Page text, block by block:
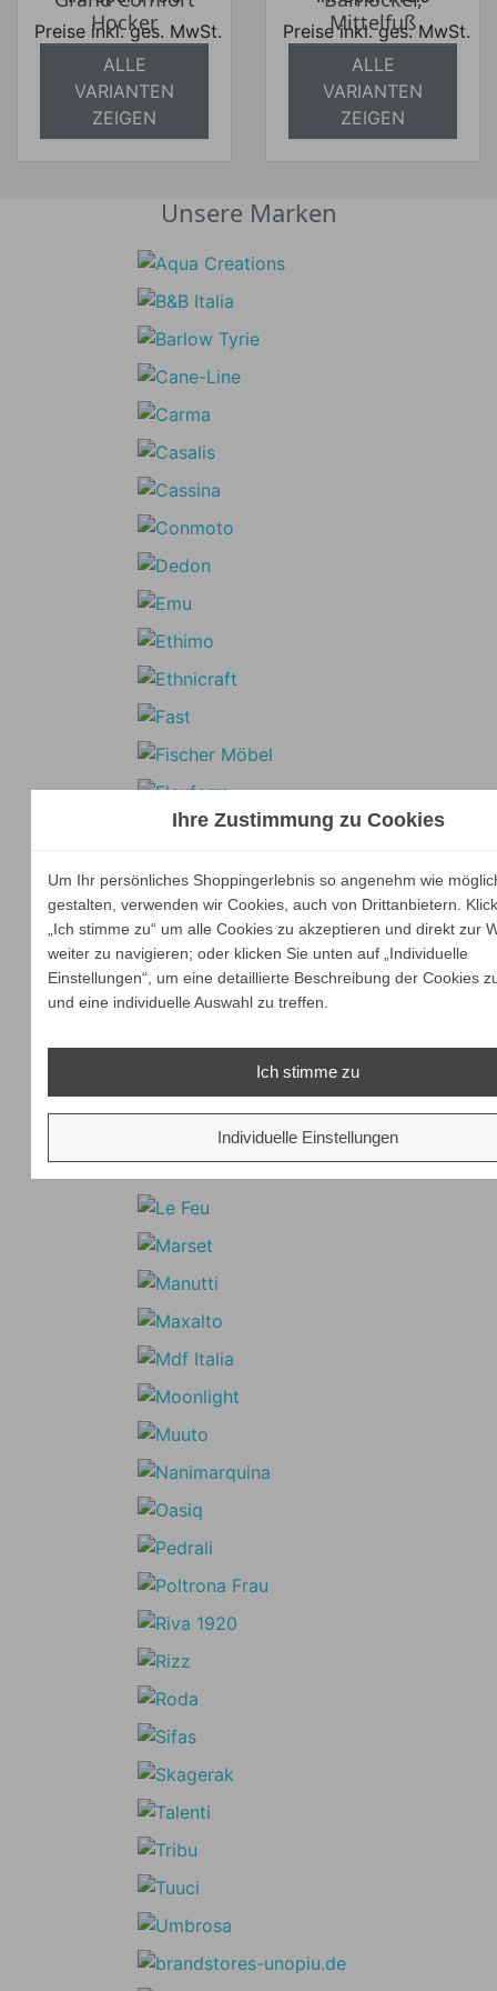
Preise inkl. ges. MwSt.
absolut
versandkostenfrei
Hocker
ALLE
VARIANTEN
ZEIGEN
Preise inkl. ges. MwSt.
absolut
versandkostenfrei
Mittelfuß
ALLE
VARIANTEN
ZEIGEN
Unsere Marken
Ihre Zustimmung zu Cookies
Um Ihr persönliches Shoppingerlebnis so angenehm wie
gestalten, verwenden wir Cookies, auch von Drittanbietern.
„Ich stimme zu“ um alle Cookies zu akzeptieren und direkt zur
weiter zu navigieren; oder klicken Sie unten auf „Individuelle
Einstellungen“, um eine detaillierte Beschreibung der Cookies
und eine individuelle Auswahl zu treffen.
Ich stimme zu
Individuelle Einstellungen